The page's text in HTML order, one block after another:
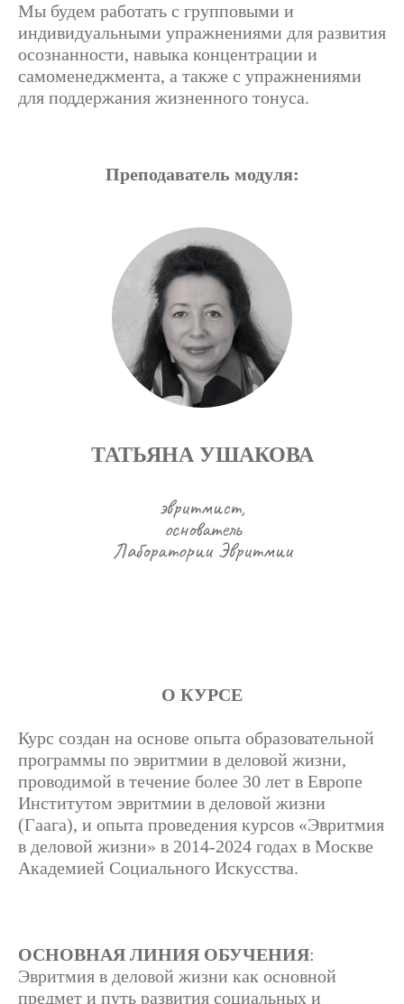
Мы будем работать с групповыми и
индивидуальными упражнениями для развития
осознанности, навыка концентрации и
самоменеджмента, а также с упражнениями
для поддержания жизненного тонуса.
Преподаватель модуля:
ТАТЬЯНА УШАКОВА
эвритмист,
основатель
Лаборатории Эвритмии
О КУРСЕ
Курс создан на основе опыта образовательной
программы по эвритмии в деловой жизни,
проводимой в течение более 30 лет в Европе
Институтом эвритмии в деловой жизни
(Гаага), и опыта проведения курсов «Эвритмия
в деловой жизни» в 2014-2024 годах в Москве
Академией Социального Искусства.
ОСНОВНАЯ ЛИНИЯ ОБУЧЕНИЯ:
Эвритмия в деловой жизни как основной
предмет и путь развития социальных и